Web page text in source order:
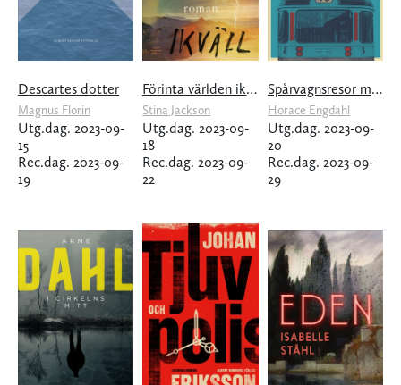
Descartes dotter
Magnus Florin
Utg.dag. 2023-09-
15
Rec.dag. 2023-09-
19
Förinta världen ikväll
Stina Jackson
Utg.dag. 2023-09-
18
Rec.dag. 2023-09-
22
Spårvagnsresor med Mr Hume
Horace Engdahl
Utg.dag. 2023-09-
20
Rec.dag. 2023-09-
29